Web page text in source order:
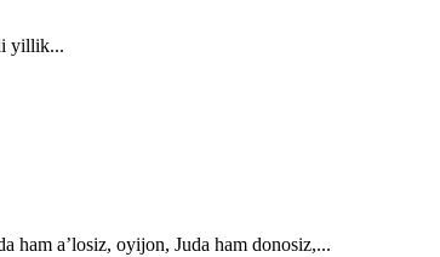
yillik...
ham a’losiz, oyijon, Juda ham donosiz,...